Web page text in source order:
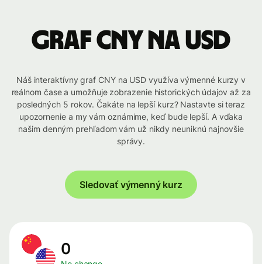
graf CNY na USD
Náš interaktívny graf CNY na USD využíva výmenné kurzy v
reálnom čase a umožňuje zobrazenie historických údajov až za
posledných 5 rokov. Čakáte na lepší kurz? Nastavte si teraz
upozornenie a my vám oznámime, keď bude lepší. A vďaka
našim denným prehľadom vám už nikdy neuniknú najnovšie
správy.
Sledovať výmenný kurz
0